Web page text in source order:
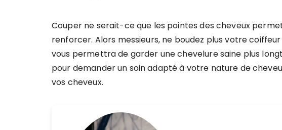
Couper ne serait-ce que les pointes des cheveux
renforcer. Alors messieurs, ne boudez plus votre
vous permettra de garder une chevelure saine plus
pour demander un soin adapté à votre nature de
vos cheveux.